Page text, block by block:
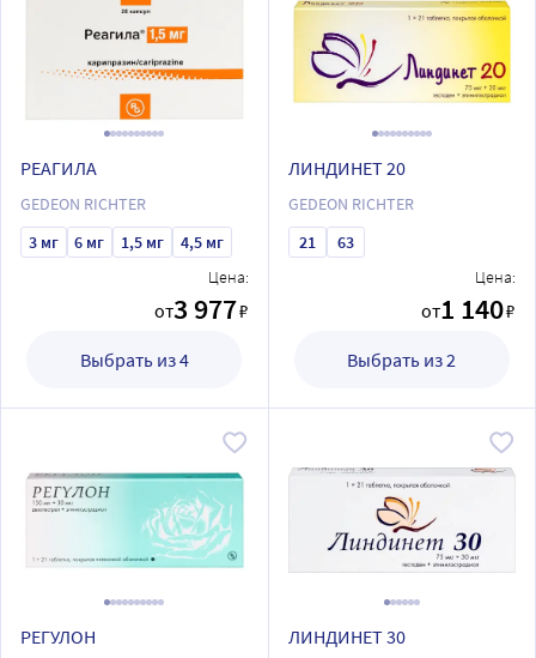
РЕАГИЛА
GEDEON RICHTER
3 мг
6 мг 1,5 мг
4,5 мг
Цена:
от3 977₽
Выбрать из 4
ЛИНДИНЕТ 20
GEDEON RICHTER
21
63
Цена:
от1 140₽
Выбрать из 2
РЕГУЛОН ЛИНДИНЕТ 30